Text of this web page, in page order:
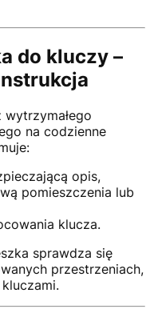
do kluczy –
wytrzymałego
na codzienne
opis,
pomieszczenia lub
klucza.
sprawdza się
przestrzeniach,